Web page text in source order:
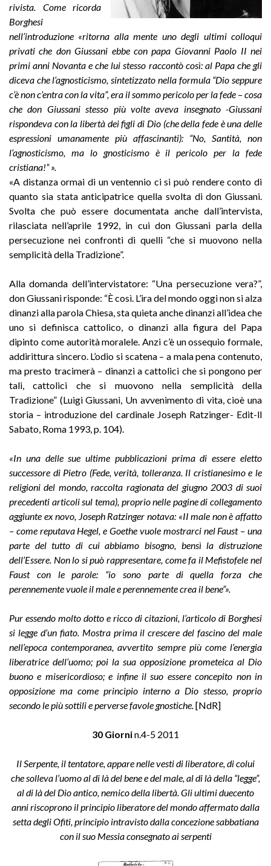
rivista. Come ricorda
Borghesi
nell’introduzione «ritorna alla mente uno degli ultimi colloqui
privati che don Giussani ebbe con papa Giovanni Paolo II nei
primi anni Novanta e che lui stesso raccontò così: al Papa che gli
diceva che l’agnosticismo, sintetizzato nella formula “Dio seppure
c’è non c’entra con la vita”, era il sommo pericolo per la fede – cosa
che don Giussani stesso più volte aveva insegnato -Giussani
rispondeva con la libertà dei figli di Dio (che della fede è una delle
espressioni umanamente più affascinanti): “No, Santità, non
l’agnosticismo, ma lo gnosticismo è il pericolo per la fede
cristiana!” ».
«A distanza ormai di un ventennio ci si può rendere conto di
quanto sia stata anticipatrice quella svolta di don Giussani.
Svolta che può essere documentata anche dall’intervista,
rilasciata nell’aprile 1992, in cui don Giussani parla della
persecuzione nei confronti di quelli “che si muovono nella
semplicità della Tradizione”.
Alla domanda dell’intervistatore: “Una persecuzione vera?”,
don Giussani risponde: “È così. L’ira del mondo oggi non si alza
dinanzi alla parola Chiesa, sta quieta anche dinanzi all’idea che
uno si definisca cattolico, o dinanzi alla figura del Papa
dipinto come autorità moralele. Anzi c’è un ossequio formale,
addirittura sincero. L’odio si scatena – a mala pena contenuto,
ma presto tracimerà – dinanzi a cattolici che si pongono per
tali, cattolici che si muovono nella semplicità della
Tradizione” (Luigi Giussani, Un avvenimento di vita, cioè una
storia – introduzione del cardinale Joseph Ratzinger- Edit-ll
Sabato, Roma 1993, p. 104).
«In una delle sue ultime pubblicazioni prima di essere eletto
successore di Pietro (Fede, verità, tolleranza. Il cristianesimo e le
religioni del mondo, raccolta ragionata del giugno 2003 di suoi
precedenti articoli sul tema), proprio nelle pagine di collegamento
aggiunte ex novo, Joseph Ratzinger notava: «II male non è affatto
– come reputava Hegel, e Goethe vuole mostrarci nel Faust – una
parte del tutto di cui abbiamo bisogno, bensì la distruzione
dell’Essere. Non lo si può rappresentare, come fa il Mefistofele nel
Faust con le parole: “io sono parte di quella forza che
perennemente vuole il male e perennemente crea il bene”».
Pur essendo molto dotto e ricco di citazioni, l’articolo di Borghesi
si legge d’un fiato. Mostra prima il crescere del fascino del male
nell’epocacontemporanea, avvertito sempre più come l’energia
liberatrice dell’uomo; poi la sua opposizione prometeica al Dio
buono e misericordioso; e infine il suo essere concepito non in
opposizione ma come principio interno a Dio stesso, proprio
secondo le più sottili e perverse favole gnostiche. [NdR]
30 Giornin.4-5 2011
Il Serpente, il tentatore, appare nelle vesti di liberatore, di colui
che solleva l’uomo al di làdel bene e del male, al di làdella “legge”,
al di làdel Dio antico, nemico della libertà Gli ultimi duecento
anni riscoprono il principio liberatoredel mondo affermato dalla
setta degli Ofiti, principio intravisto dalla concezione sabbatiana
con il suo Messia consegnato ai serpenti